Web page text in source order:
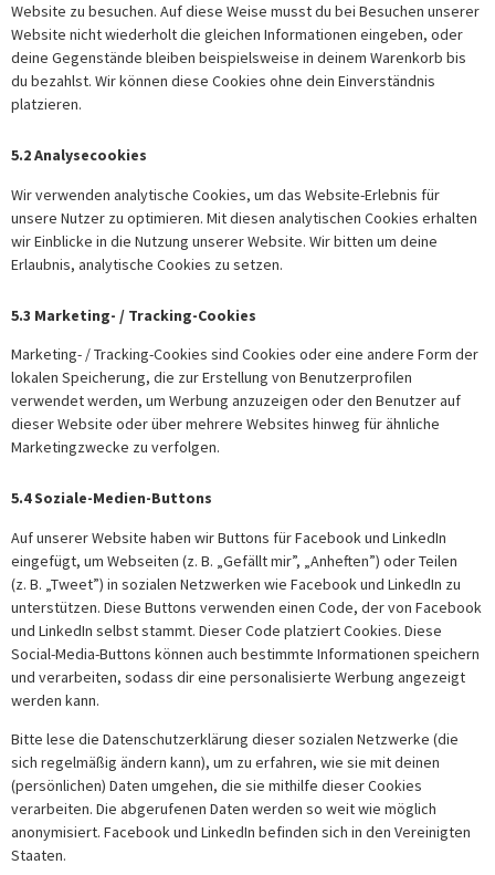
Website zu besuchen. Auf diese Weise musst du bei Besuchen unserer
Website nicht wiederholt die gleichen Informationen eingeben, oder
deine Gegenstände bleiben beispielsweise in deinem Warenkorb bis
du bezahlst. Wir können diese Cookies ohne dein Einverständnis
platzieren.
5.2 Analysecookies
Wir verwenden analytische Cookies, um das Website-Erlebnis für
unsere Nutzer zu optimieren. Mit diesen analytischen Cookies erhalten
wir Einblicke in die Nutzung unserer Website. Wir bitten um deine
Erlaubnis, analytische Cookies zu setzen.
5.3 Marketing- / Tracking-Cookies
Marketing- / Tracking-Cookies sind Cookies oder eine andere Form der
lokalen Speicherung, die zur Erstellung von Benutzerprofilen
verwendet werden, um Werbung anzuzeigen oder den Benutzer auf
dieser Website oder über mehrere Websites hinweg für ähnliche
Marketingzwecke zu verfolgen.
5.4 Soziale-Medien-Buttons
Auf unserer Website haben wir Buttons für Facebook und LinkedIn
eingefügt, um Webseiten (z. B. „Gefällt mir”, „Anheften”) oder Teilen
(z. B. „Tweet”) in sozialen Netzwerken wie Facebook und LinkedIn zu
unterstützen. Diese Buttons verwenden einen Code, der von Facebook
und LinkedIn selbst stammt. Dieser Code platziert Cookies. Diese
Social-Media-Buttons können auch bestimmte Informationen speichern
und verarbeiten, sodass dir eine personalisierte Werbung angezeigt
werden kann.
Bitte lese die Datenschutzerklärung dieser sozialen Netzwerke (die
sich regelmäßig ändern kann), um zu erfahren, wie sie mit deinen
(persönlichen) Daten umgehen, die sie mithilfe dieser Cookies
verarbeiten. Die abgerufenen Daten werden so weit wie möglich
anonymisiert. Facebook und LinkedIn befinden sich in den Vereinigten
Staaten.